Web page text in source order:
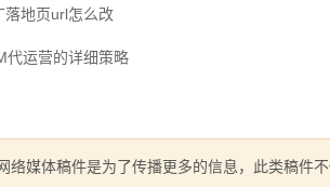
落地页url怎么改
代运营的详细策略
络媒体稿件是为了传播更多的信息，此类稿件